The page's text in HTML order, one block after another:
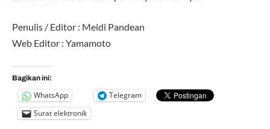
Penulis / Editor : Meidi Pandean
Web Editor : Yamamoto
Bagikan ini:
WhatsApp
Telegram
Surat elektronik